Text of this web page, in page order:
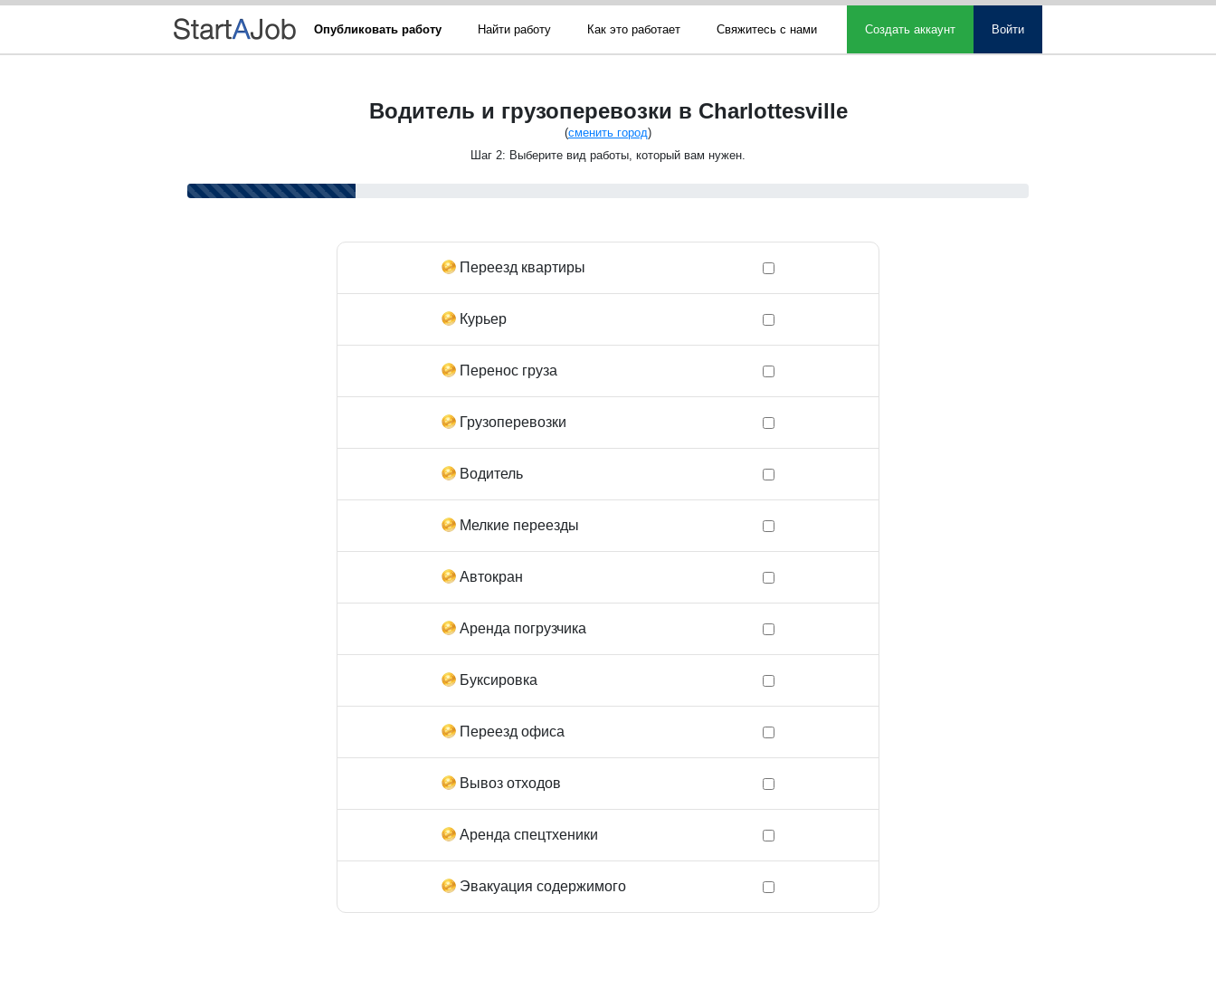
Опубликовать работу Найти работу Как это работает Свяжитесь с нами Создать аккаунт Войти
Водитель и грузоперевозки в Charlottesville
(сменить город)
Шаг 2: Выберите вид работы, который вам нужен.
Переезд квартиры
Курьер
Перенос груза
Грузоперевозки
Водитель
Мелкие переезды
Автокран
Аренда погрузчика
Буксировка
Переезд офиса
Вывоз отходов
Аренда спецтхеники
Эвакуация содержимого